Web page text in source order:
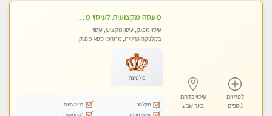
לפרטים
נוספים
עיסוי בדרום
באר שבע
מעסה מקצועית לעיסוי מפנק ללא מין !!
עיסוי מפנק, עיסוי מקצועי, עיסוי
בקלניקה פרטית, מתחמי ספא מפנק,
פלטינה
מקלחת
חניה חינם
עיסוי מרגיע
נקי ומסודר